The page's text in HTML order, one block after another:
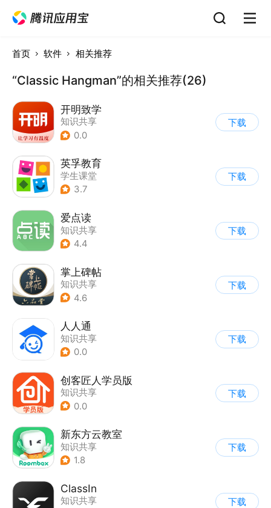
首页 软件 相关推荐
“Classic Hangman”的相关推荐(26)
开明致学
知识共享
0.0
下载
英孚教育
学生课堂
3.7
下载
爱点读
知识共享
4.4
下载
掌上碑帖
知识共享
4.6
下载
人人通
知识共享
0.0
下载
创客匠人学员版
知识共享
0.0
下载
新东方云教室
知识共享
1.8
下载
ClassIn
知识共享
下载